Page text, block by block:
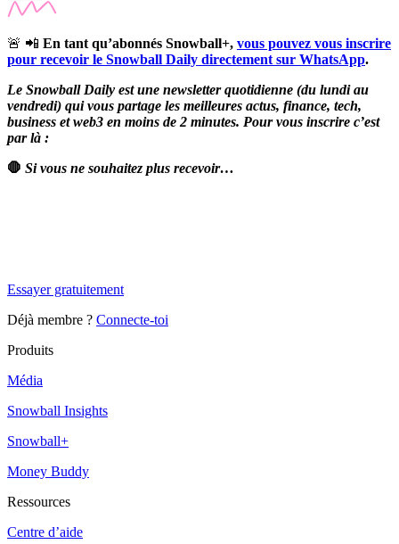
🚨 📲 En tant qu’abonnés Snowball+, vous pouvez vous inscrire
pour recevoir le Snowball Daily directement sur WhatsApp.
Le Snowball Daily est une newsletter quotidienne (du lundi au
vendredi) qui vous partage les meilleures actus, finance, tech,
business et web3 en moins de 2 minutes. Pour vous inscrire c’est
par là :
🛑 Si vous ne souhaitez plus recevoir…
Essayer gratuitement
Déjà membre ? Connecte-toi
Produits
Média
Snowball Insights
Snowball+
Money Buddy
Ressources
Centre d’aide